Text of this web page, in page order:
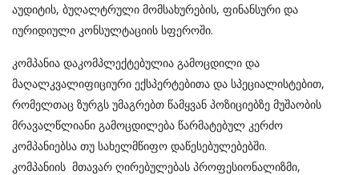
აუდიტის, ბუღალტრული მომსახურების, ფინანსური და
იურიდიული კონსულტაციის სფეროში.
კომპანია დაკომპლექტებულია გამოცდილი და
მაღალკვალიფიციური ექსპერტებითა და სპეციალისტებით,
რომელთაც ზურგს უმაგრებთ წამყვან პოზიციებზე მუშაობის
მრავალწლიანი გამოცდილება წარმატებულ კერძო
კომპანიებსა თუ სახელმწიფო დაწესებულებებში.
კომპანიის მთავარ ღირებულებას პროფესიონალიზმი,